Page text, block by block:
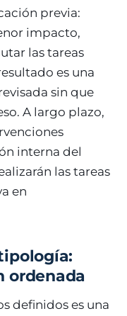
previa:
impacto,
las tareas
es una
sin que
A largo plazo,
interna del
las tareas
en
ordenada
definidos es una